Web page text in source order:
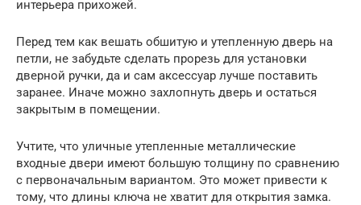
интерьера прихожей.
Перед тем как вешать обшитую и утепленную дверь на
петли, не забудьте сделать прорезь для установки
дверной ручки, да и сам аксессуар лучше поставить
заранее. Иначе можно захлопнуть дверь и остаться
закрытым в помещении.
Учтите, что уличные утепленные металлические
входные двери имеют большую толщину по сравнению
с первоначальным вариантом. Это может привести к
тому, что длины ключа не хватит для открытия замка.